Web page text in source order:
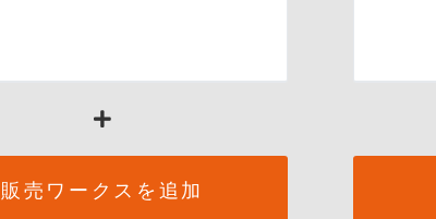
販売ワークスを追加